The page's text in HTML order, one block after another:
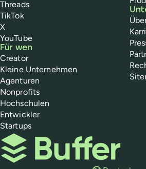
Threads
TikTok
X
YouTube
Für wen
Creator
Kleine Unternehmen
Agenturen
Nonprofits
Hochschulen
Entwickler
Startups
Buffer